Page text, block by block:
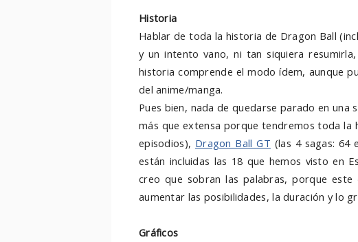
Historia
Hablar de toda la historia de Dragon Ball
y un intento vano, ni tan siquiera
historia comprende el modo ídem, aunque
del anime/manga.
Pues bien, nada de quedarse parado en
más que extensa porque tendremos toda la
episodios), Dragon Ball GT (las 4 sagas: 64
están incluidas las 18 que hemos visto en
creo que sobran las palabras, porque
aumentar las posibilidades, la duración y lo
Gráficos